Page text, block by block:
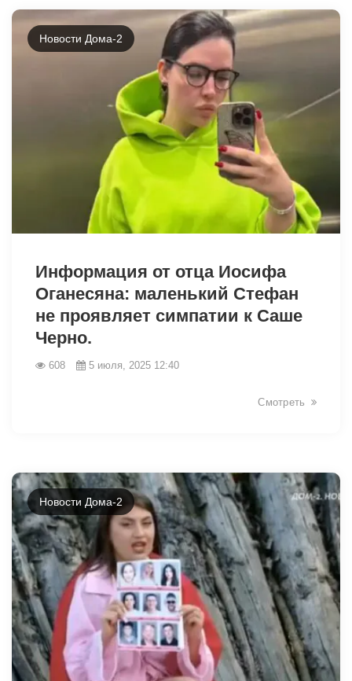
Новости Дома-2
Информация от отца Иосифа
Оганесяна: маленький Стефан
не проявляет симпатии к Саше
Черно.
608 5 июля, 2025 12:40
Смотреть
Новости Дома-2